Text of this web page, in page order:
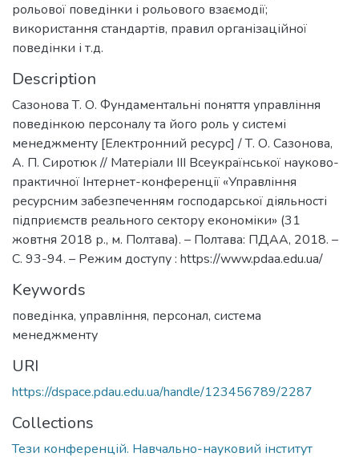
рольової поведінки і рольового взаємодії;
використання стандартів, правил організаційної
поведінки і т.д.
Description
Сазонова Т. О. Фундаментальні поняття управління
поведінкою персоналу та його роль у системі
менеджменту [Електронний ресурс] / Т. О. Сазонова,
А. П. Сиротюк // Матеріали ІІІ Всеукраїнської науково-
практичної Інтернет-конференції «Управління
ресурсним забезпеченням господарської діяльності
підприємств реального сектору економіки» (31
жовтня 2018 р., м. Полтава). – Полтава: ПДАА, 2018. –
С. 93-94. – Режим доступу : https://www.pdaa.edu.ua/
Keywords
поведінка, управління, персонал, система
менеджменту
URI
https://dspace.pdau.edu.ua/handle/123456789/2287
Collections
Тези конференцій. Навчально-науковий інститут